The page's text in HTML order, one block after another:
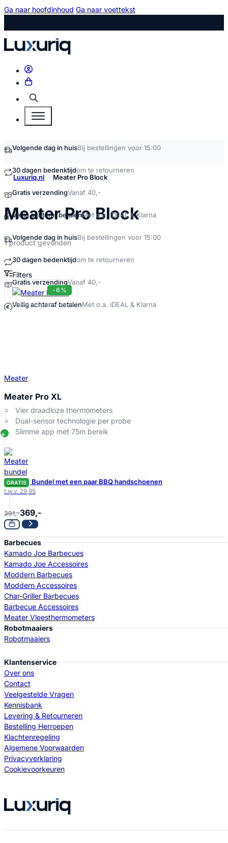
Ga naar hoofdinhoud Ga naar voettekst
Zoeken
Luxuriq.nl Meater Pro Block
Meater Pro Blockkopen
1 product gevonden
Filters
Meater Pro Block Producten
-6%
Meater
Meater Pro XL
Vier draadloze thermometers
Dual-sensor technologie per probe
Slimme app met 75m bereik
GRATIS Bundel met een paar BBQ handschoenen
t.w.v. 29,95
391,-369,-
Barbecues
Kamado Joe Barbecues
Kamado Joe Accessoires
Moddern Barbecues
Moddern Accessoires
Char-Griller Barbecues
Barbecue Accessoires
Meater Vleesthermometers
Robotmaaiers
Robotmaaiers
Klantenservice
Over ons
Contact
Veelgestelde Vragen
Kennisbank
Levering & Retourneren
Bestelling Herroepen
Klachtenregeling
Algemene Voorwaarden
Privacyverklaring
Cookievoorkeuren